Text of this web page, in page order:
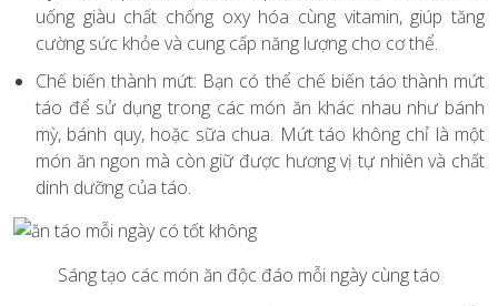
uống giàu chất chống oxy hóa cùng vitamin, giúp tăng
cường sức khỏe và cung cấp năng lượng cho cơ thể.
Chế biến thành mứt: Bạn có thể chế biến táo thành mứt
táo để sử dụng trong các món ăn khác nhau như bánh
mỳ, bánh quy, hoặc sữa chua. Mứt táo không chỉ là một
món ăn ngon mà còn giữ được hương vị tự nhiên và chất
dinh dưỡng của táo.
Sáng tạo các món ăn độc đáo mỗi ngày cùng táo